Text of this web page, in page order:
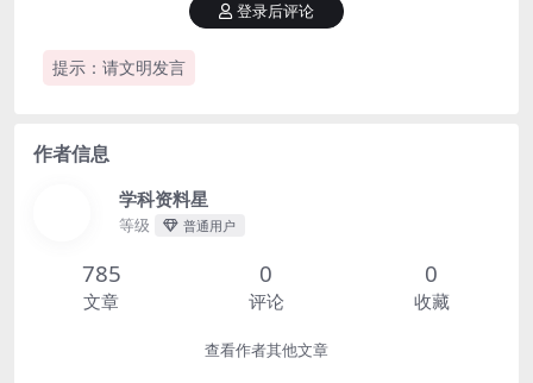
提示：请文明发言
登录后评论
作者信息
学科资料星
等级 普通用户
785
文章
0
评论
0
收藏
查看作者其他文章